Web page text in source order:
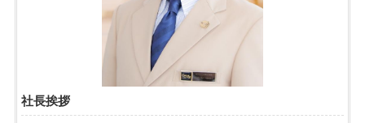
社長挨拶